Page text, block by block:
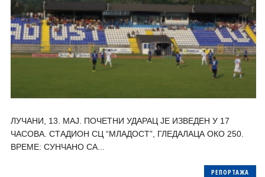
ЛУЧАНИ, 13. МАЈ. ПОЧЕТНИ УДАРАЦ ЈЕ ИЗВЕДЕН У 17
ЧАСОВА. СТАДИОН СЦ “МЛАДОСТ”, ГЛЕДАЛАЦА ОКО 250.
ВРЕМЕ: СУНЧАНО СА...
РЕПОРТАЖА